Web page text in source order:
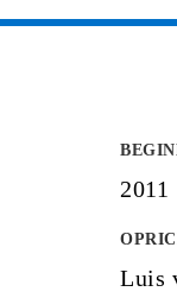
2011
Luis